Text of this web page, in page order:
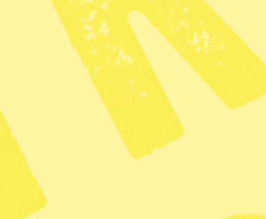
militären och säkerhetstjänsten en attack i Venezuelas
huvudstad Caracas. Landets president Nicolás Maduro
och hans fru tillfångatogs och sitter nu frihetsberövade i
Runt om i världen firar exilvenezuelaner att Maduro, som
hållit sig kvar vid makten på illegitima grunder, nu är
borta. Reuters visade i går kväll, svensk tid, klipp på
flaggviftande glada venezuelaner i Chile och bilar som
tutade. Senare filmades en demonstration i från
Venezuela med Maduros anhängare som såg arga och
sammanbitna ut.
Beslutet att tillfångata Maduro har tagits av Trump själv,
utan stöd i den amerikanska kongressen, vilket